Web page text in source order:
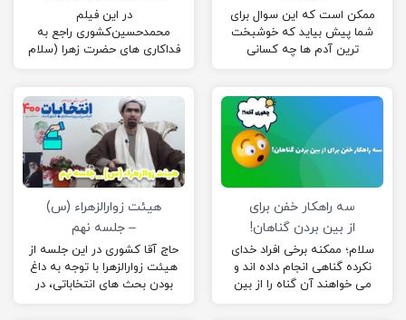
ممکن است که این سوال برای
شما پیش بیاید که خوشبخت
ترین آدم ها چه کسانی
غدیر
در این فیلم
محمدحسین‌کشوری راجع به
فداکاری های حضرت زهرا (سلام
سه راهکار خفن برای
از بین بردن گناهان!
سلام؛ ممکنه برخی افراد خدای
نکرده گناهی انجام داده اند و
می خواهند آن گناه را از بین
هیئت زوارالزهراء (س)
– جلسه نهم
حاج آقا کشوری در این جلسه از
هیئت زوارالزهرا با توجه به داغ
بودن بحث های انتخاباتی، در